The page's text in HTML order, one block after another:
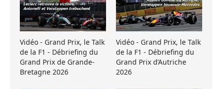
Vidéo - Grand Prix, le Talk
de la F1 - Débriefing du
Grand Prix de Grande-
Bretagne 2026
Vidéo - Grand Prix, le Talk
de la F1 - Débriefing du
Grand Prix d’Autriche
2026